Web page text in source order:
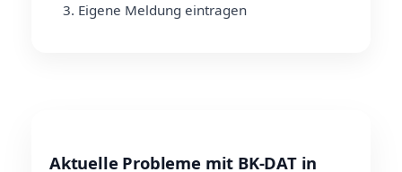
Eigene Meldung eintragen
Aktuelle Probleme mit BK-DAT in